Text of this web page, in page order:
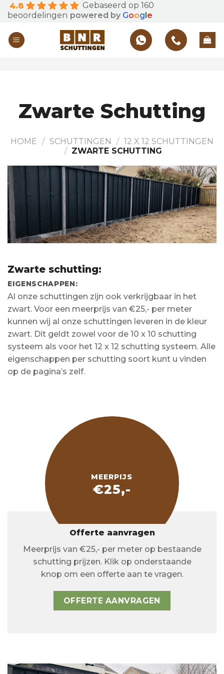
Skip
to
content
4.8
Gebaseerd op 160
beoordelingen powered by Goog e
Zwarte Schutting
HOME / SCHUTTINGEN / 12 X 12 SCHUTTINGEN
/ ZWARTE SCHUTTING
Zwarte schutting:
EIGENSCHAPPEN:
Al onze schuttingen zijn ook verkrijgbaar in het
zwart. Voor een meerprijs van €25,- per meter
kunnen wij al onze schuttingen leveren in de kleur
zwart. Dit geldt zowel voor de 10 x 10 schutting
systeem als voor het 12 x 12 schutting systeem. Alle
eigenschappen per schutting soort kunt u vinden
op de pagina’s zelf.
MEERPIJS
€25,-
Offerte aanvragen
Meerprijs van €25,- per meter op bestaande
schutting prijzen. Klik op onderstaande
knop om een offerte aan te vragen.
OFFERTE AANVRAGEN